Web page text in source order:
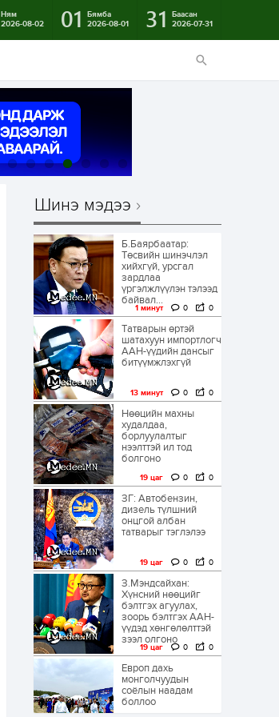
Ням
2026-08-02
01
Бямба
2026-08-01
31
Баасан
2026-07-31
Шинэ мэдээ
Б.Баярбаатар:
Төсвийн шинэчлэл
хийхгүй, урсгал
зардлаа
үргэлжлүүлэн тэлээд
байвал...
1 минут 0 0
Татварын өртэй
шатахуун импортлогч
ААН-үүдийн дансыг
битүүмжлэхгүй
13 минут 0 0
Нөөцийн махны
худалдаа,
борлуулалтыг
нээлттэй ил тод
болгоно
19 цаг 0 0
ЗГ: Автобензин,
дизель түлшний
онцгой албан
татварыг тэглэлээ
19 цаг 0 0
З.Мэндсайхан:
Хүнсний нөөцийг
бэлтгэх агуулах,
зоорь бэлтгэх ААН-
үүдэд хөнгөлөлттэй
зээл олгоно
19 цаг 0 0
Европ дахь
монголчуудын
соёлын наадам
боллоо